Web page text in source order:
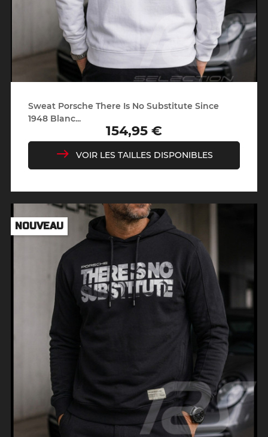
Sweat Porsche There Is No Substitute Since
1948 Blanc...
Prix
154,95 €
VOIR LES TAILLES DISPONIBLES
NOUVEAU